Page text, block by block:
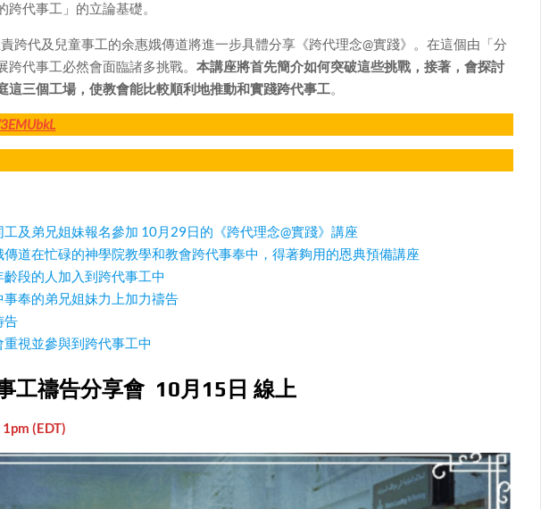
代事工」的立論基礎。
跨代及兒童事工的余惠娥傳道將進一步具體分享《跨代理念@實踐》。在這個由「分
跨代事工必然會面臨諸多挑戰。本講座將首先簡介如何突破這些挑戰，接著，會探討
這三個工場，使教會能比較順利地推動和實踐跨代事工。
及弟兄姐妹報名參加 10月29日的《跨代理念@實踐》講座
道在忙碌的神學院教學和教會跨代事奉中，得著夠用的恩典預備講座
段的人加入到跨代事工中
奉的弟兄姐妹力上加力禱告
告
視並參與到跨代事工中
工禱告分享會 10月15日 線上
(EDT)